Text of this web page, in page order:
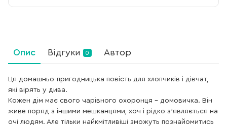
Опис Відгуки 0 Автор
Ця домашньо-пригодницька повість для хлопчиків і дівчат,
які вірять у дива.
Кожен дім має свого чарівного охоронця – домовичка. Він
живе поряд з іншими мешканцями, хоч і рідко з’являється на
очі людям. Але тільки найкмітливіші зможуть познайомитись